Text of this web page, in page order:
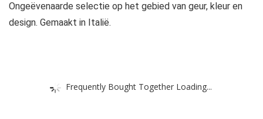
Ongeëvenaarde selectie op het gebied van geur, kleur en
design. Gemaakt in Italië.
Frequently Bought Together Loading...